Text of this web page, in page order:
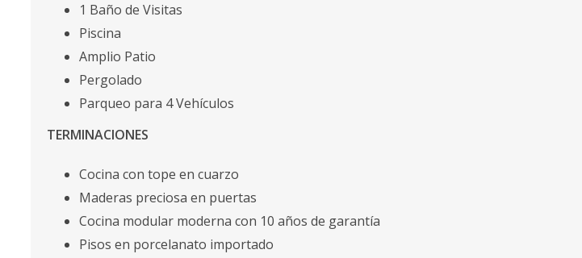
1 Baño de Visitas
Piscina
Amplio Patio
Pergolado
Parqueo para 4 Vehículos
TERMINACIONES
Cocina con tope en cuarzo
Maderas preciosa en puertas
Cocina modular moderna con 10 años de garantía
Pisos en porcelanato importado